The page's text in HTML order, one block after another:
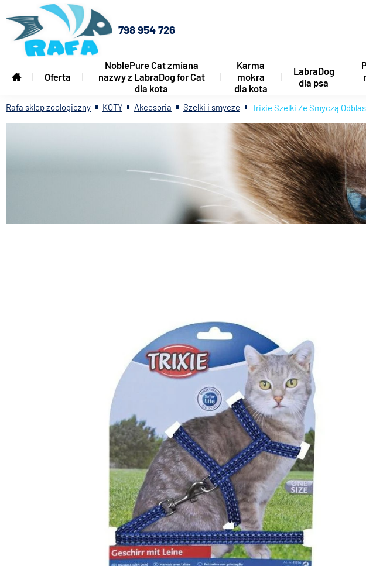
798 954 726
Oferta
NoblePure Cat zmiana
nazwy z LabraDog for Cat
dla kota
Karma
mokra
dla kota
LabraDog
dla psa
Rafa sklep zoologiczny KOTY Akcesoria Szelki i smycze Trixie Szelki Ze Smyczą